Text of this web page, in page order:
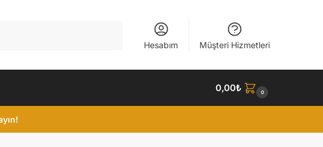
Hesabım Müşteri Hizmetleri
0,00₺ 0